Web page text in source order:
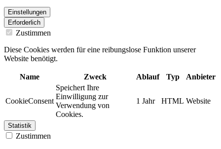
Einstellungen
Erforderlich
Zustimmen
Diese Cookies werden für eine reibungslose Funktion unserer
Website benötigt.
Name Zweck Ablauf Typ Anbieter
CookieConsent
Speichert Ihre
Einwilligung zur
Verwendung von
Cookies.
1 Jahr HTML Website
Statistik
Zustimmen